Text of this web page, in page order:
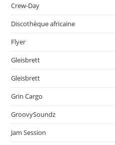
Crew-Day
Discothèque africaine
Flyer
Gleisbrett
Gleisbrett
Grin Cargo
GroovySoundz
Jam Session